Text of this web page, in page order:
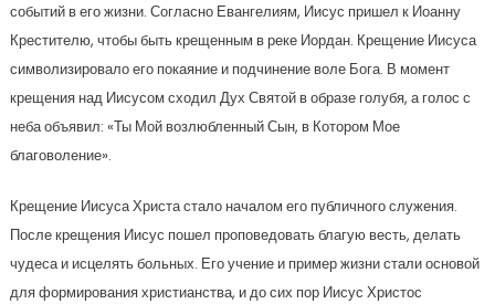
событий в его жизни. Согласно Евангелиям, Иисус пришел к Иоанну
Крестителю, чтобы быть крещенным в реке Иордан. Крещение Иисуса
символизировало его покаяние и подчинение воле Бога. В момент
крещения над Иисусом сходил Дух Святой в образе голубя, а голос с
неба объявил: «Ты Мой возлюбленный Сын, в Котором Мое
благоволение».
Крещение Иисуса Христа стало началом его публичного служения.
После крещения Иисус пошел проповедовать благую весть, делать
чудеса и исцелять больных. Его учение и пример жизни стали основой
для формирования христианства, и до сих пор Иисус Христос